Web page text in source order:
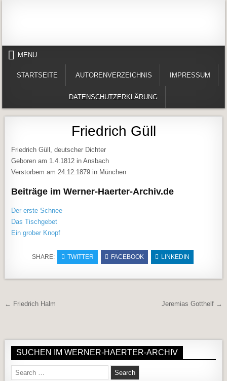
MENU
STARTSEITE AUTORENVERZEICHNIS IMPRESSUM
DATENSCHUTZERKLÄRUNG
Friedrich Güll
Friedrich Güll, deutscher Dichter
Geboren am 1.4.1812 in Ansbach
Verstorbem am 24.12.1879 in München
Beiträge im Werner-Haerter-Archiv.de
Der erste Schnee
Das Tischgebet
Ein grober Knopf
SHARE: TWITTER FACEBOOK LINKEDIN
Beitragsnavigation Jeremias Gotthelf →
← Friedrich Halm
SUCHEN IM WERNER-HAERTER-ARCHIV
Search for: